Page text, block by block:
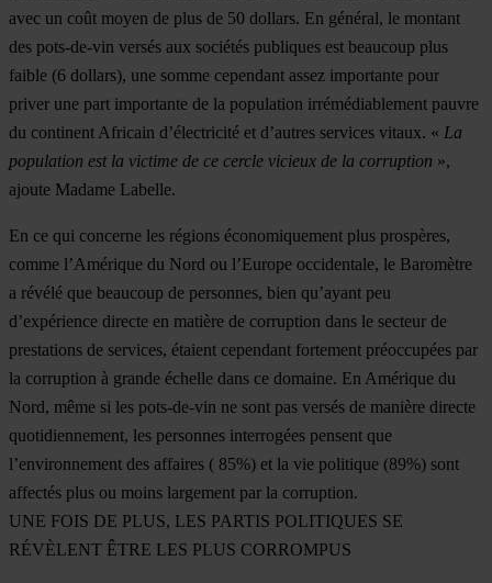
avec un coût moyen de plus de 50 dollars. En général, le montant
des pots-de-vin versés aux sociétés publiques est beaucoup plus
faible (6 dollars), une somme cependant assez importante pour
priver une part importante de la population irrémédiablement pauvre
du continent Africain d’électricité et d’autres services vitaux. « La
population est la victime de ce cercle vicieux de la corruption »,
ajoute Madame Labelle.
En ce qui concerne les régions économiquement plus prospères,
comme l’Amérique du Nord ou l’Europe occidentale, le Baromètre
a révélé que beaucoup de personnes, bien qu’ayant peu
d’expérience directe en matière de corruption dans le secteur de
prestations de services, étaient cependant fortement préoccupées par
la corruption à grande échelle dans ce domaine. En Amérique du
Nord, même si les pots-de-vin ne sont pas versés de manière directe
quotidiennement, les personnes interrogées pensent que
l’environnement des affaires ( 85%) et la vie politique (89%) sont
affectés plus ou moins largement par la corruption.
UNE FOIS DE PLUS, LES PARTIS POLITIQUES SE
RÉVÈLENT ÊTRE LES PLUS CORROMPUS